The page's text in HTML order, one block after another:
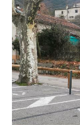
Le réseau
rapides. Les
abonnement.